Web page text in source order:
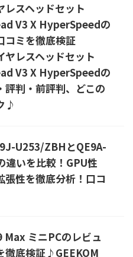
レスヘッドセット
V3 X HyperSpeedの
コミを徹底検証
レスヘッドセット
V3 X HyperSpeedの
評判・前評判、どこの
♪
U253/ZBHとQE9A-
いを比較！GPU性
張性を徹底分析！口コ
Max ミニPCのレビュ
徹底検証♪GEEKOM